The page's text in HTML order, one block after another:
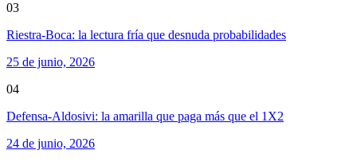
03
Riestra-Boca: la lectura fría que desnuda probabilidades
25 de junio, 2026
04
Defensa-Aldosivi: la amarilla que paga más que el 1X2
24 de junio, 2026